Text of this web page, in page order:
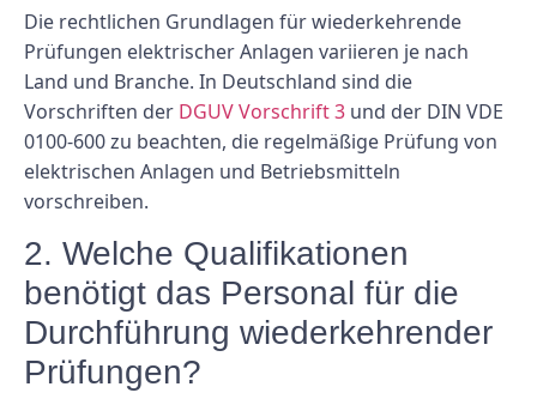
Die rechtlichen Grundlagen für wiederkehrende
Prüfungen elektrischer Anlagen variieren je nach
Land und Branche. In Deutschland sind die
Vorschriften der DGUV Vorschrift 3 und der DIN VDE
0100-600 zu beachten, die regelmäßige Prüfung von
elektrischen Anlagen und Betriebsmitteln
vorschreiben.
2. Welche Qualifikationen
benötigt das Personal für die
Durchführung wiederkehrender
Prüfungen?